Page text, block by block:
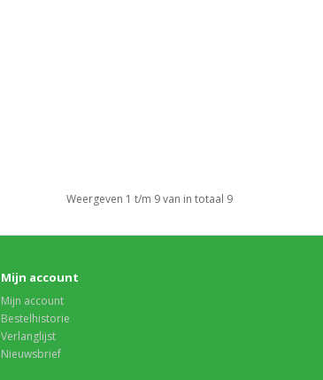
Weergeven 1 t/m 9 van in totaal 9
Mijn account
Mijn account
Bestelhistorie
Verlanglijst
Nieuwsbrief